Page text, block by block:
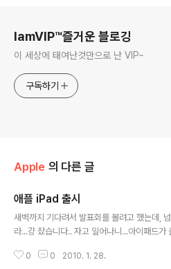
IamVIP™즐거운 블로깅
이 세상에 태여난것만으로 난 VIP~
구독하기
Apple 의 다른 글
애플 iPad 출시
새벽까지 기다려서 발표회를 볼려고 했는데,
라...걍 잤습니다.. 자고 일어나니...아이패드가
든..마음에 드는 제품입니다. 배터리 교체가 된
0 0 2010. 1. 28.